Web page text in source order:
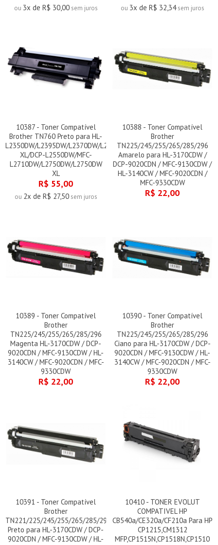
ou 3x de R$ 30,00sem juros ou 3x de R$ 32,34sem juros
10387 - Toner Compatível
Brother TN760 Preto para HL-
L2350DW/L2395DW/L2370DW/L2370DW
XL/DCP-L2550DW/MFC-
L2710DW/L2750DW/L2750DW
XL
R$ 55,00
ou 2x de R$ 27,50sem juros
10388 - Toner Compatível
Brother
TN225/245/255/265/285/296
Amarelo para HL-3170CDW /
DCP-9020CDN / MFC-9130CDW /
HL-3140CW / MFC-9020CDN /
MFC-9330CDW
R$ 22,00
10389 - Toner Compatível
Brother
TN225/245/255/265/285/296
Magenta HL-3170CDW / DCP-
9020CDN / MFC-9130CDW / HL-
3140CW / MFC-9020CDN / MFC-
9330CDW
R$ 22,00
10390 - Toner Compatível
Brother
TN225/245/255/265/285/296
Ciano para HL-3170CDW / DCP-
9020CDN / MFC-9130CDW / HL-
3140CW / MFC-9020CDN / MFC-
9330CDW
R$ 22,00
10391 - Toner Compatível
Brother
TN221/225/245/255/265/285/296
Preto para HL-3170CDW / DCP-
9020CDN / MFC-9130CDW / HL-
10410 - TONER EVOLUT
COMPATIVEL HP
CB540a/CE320a/CF210a Para HP
CP1215,CM1312
MFP,CP1515N,CP1518N,CP1510